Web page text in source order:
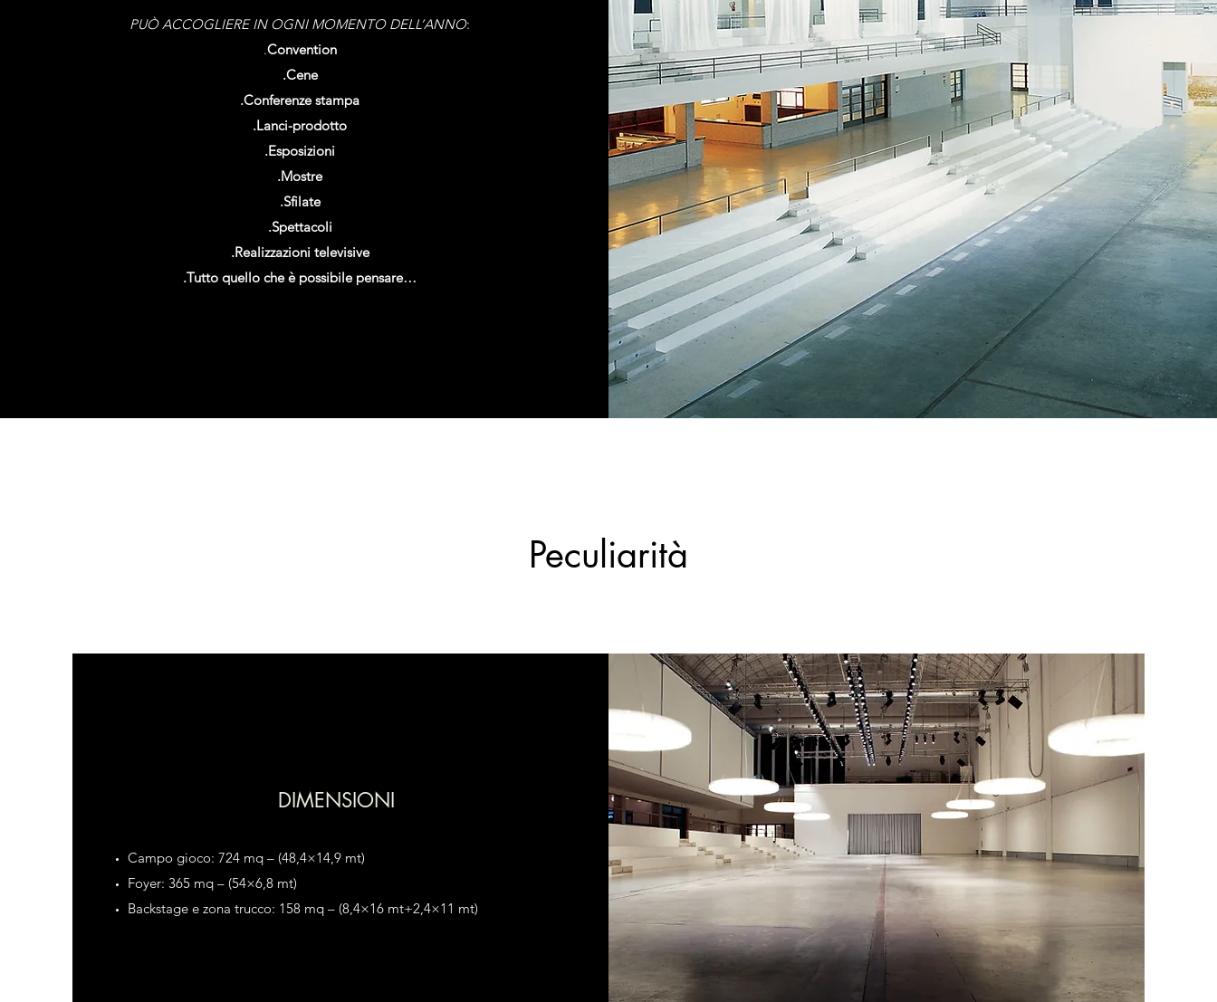
PUÒ ACCOGLIERE IN OGNI MOMENTO DELL’ANNO:
.Convention
.Cene
.Conferenze stampa
.Lanci-prodotto
.Esposizioni
.Mostre
.Sfilate
.Spettacoli
.Realizzazioni televisive
.Tutto quello che è possibile pensare…
Peculiarità
DIMENSIONI
Campo gioco: 724 mq – (48,4×14,9 mt)
Foyer: 365 mq – (54×6,8 mt)
Backstage e zona trucco: 158 mq – (8,4×16 mt+2,4×11 mt)